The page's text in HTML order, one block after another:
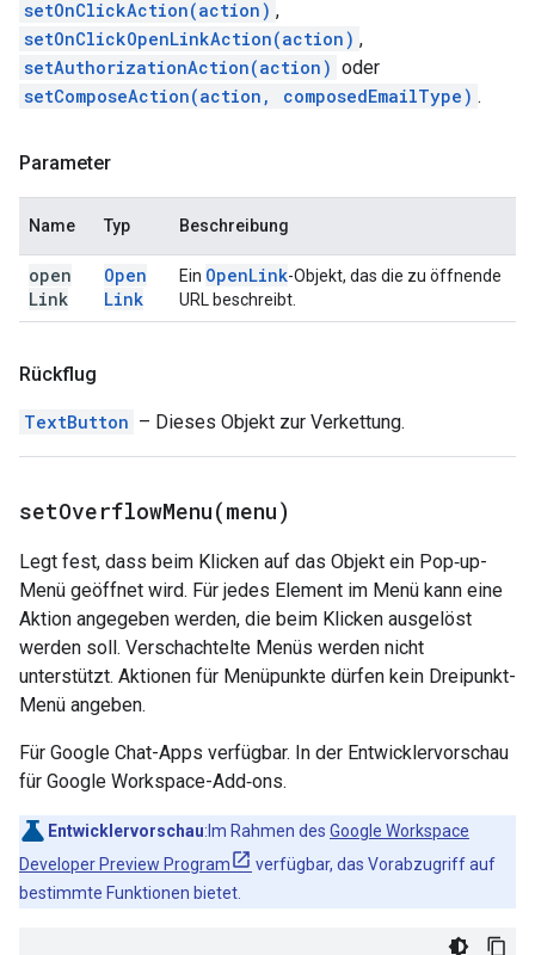
setOnClickAction(action) ,
setOnClickOpenLinkAction(action) ,
setAuthorizationAction(action) oder
setComposeAction(action, composedEmailType) .
Parameter
Name Typ Beschreibung
open
Link
Open
Link
Ein OpenLink-Objekt, das die zu öffnende
URL beschreibt.
Rückflug
TextButton – Dieses Objekt zur Verkettung.
setOverflowMenu(menu)
Legt fest, dass beim Klicken auf das Objekt ein Pop‑up-
Menü geöffnet wird. Für jedes Element im Menü kann eine
Aktion angegeben werden, die beim Klicken ausgelöst
werden soll. Verschachtelte Menüs werden nicht
unterstützt. Aktionen für Menüpunkte dürfen kein Dreipunkt-
Menü angeben.
Für Google Chat-Apps verfügbar. In der Entwicklervorschau
für Google Workspace-Add‑ons.
Entwicklervorschau:Im Rahmen des Google Workspace
Developer Preview Program
verfügbar, das Vorabzugriff auf
bestimmte Funktionen bietet.